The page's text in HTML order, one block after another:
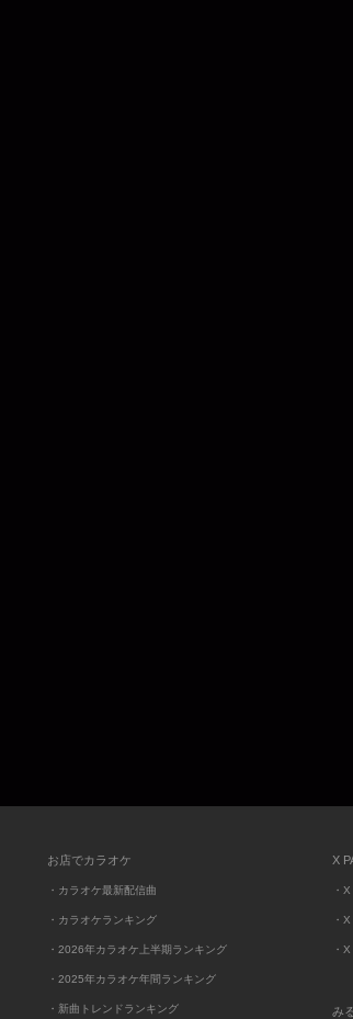
お店でカラオケ
・カラオケ最新配信曲
・カラオケランキング
・2026年カラオケ上半期ランキング
・2025年カラオケ年間ランキング
・新曲トレンドランキング
X
・
・
・
み